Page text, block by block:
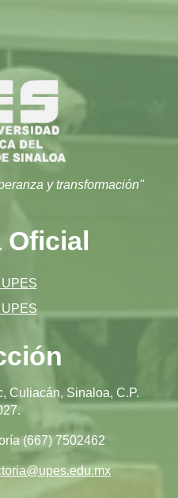
y transformación''
Oficial
Culiacán, Sinaloa, C.P.
(667) 7502462